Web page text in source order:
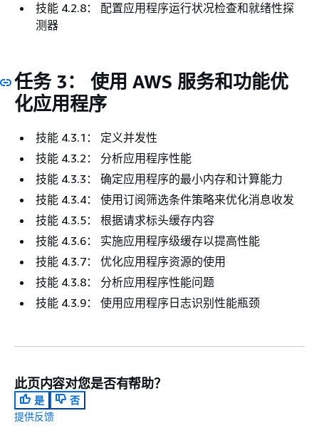
技能 4.2.8： 配置应用程序运行状况检查和就绪性探
测器
任务 3： 使用 AWS 服务和功能优
化应用程序
技能 4.3.1： 定义并发性
技能 4.3.2： 分析应用程序性能
技能 4.3.3： 确定应用程序的最小内存和计算能力
技能 4.3.4： 使用订阅筛选条件策略来优化消息收发
技能 4.3.5： 根据请求标头缓存内容
技能 4.3.6： 实施应用程序级缓存以提高性能
技能 4.3.7： 优化应用程序资源的使用
技能 4.3.8： 分析应用程序性能问题
技能 4.3.9： 使用应用程序日志识别性能瓶颈
此页内容对您是否有帮助？
是
否
提供反馈